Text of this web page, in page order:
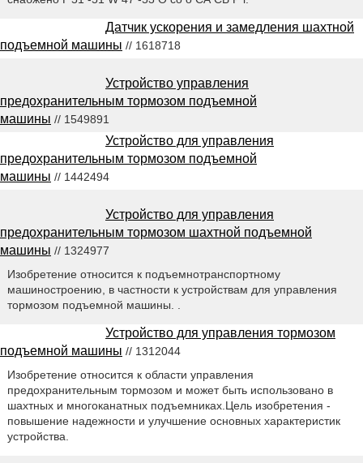
Датчик ускорения и замедления шахтной
подъемной машины // 1618718
Устройство управления
предохранительным тормозом подъемной
машины // 1549891
Устройство для управления
предохранительным тормозом подъемной
машины // 1442494
Устройство для управления
предохранительным тормозом шахтной подъемной
машины // 1324977
Изобретение относится к подъемнотранспортному
машиностроению, в частности к устройствам для управления
тормозом подъемной машины. .
Устройство для управления тормозом
подъемной машины // 1312044
Изобретение относится к области управления
предохранительным тормозом и может быть использовано в
шахтных и многоканатных подъемниках.Цель изобретения -
повышение надежности и улучшение основных характеристик
устройства.